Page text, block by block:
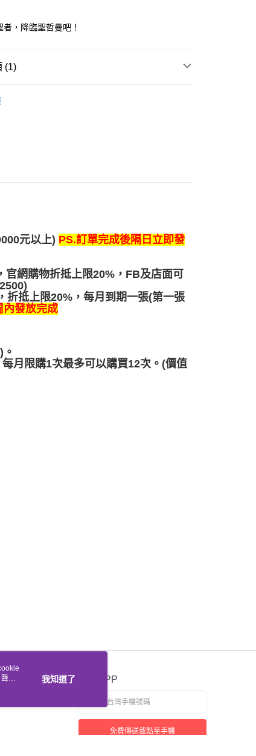
NT$3,000(含以上)免運費
，降臨聖哲曼吧！
(1)
元以上) PS.訂單完成後隔日立即發
官網購物折抵上限20%，FB及店面可
折抵上限20%，每月到期一張(第一張
內發放完成
月限購1次最多可以購買12次。(價值
官方APP
免費傳送載點至手機
明
我知道了